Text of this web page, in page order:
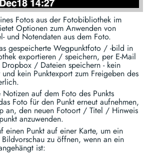
Fotos aus der Fotobibliothek im
Optionen zum Anwenden von
und Notendaten aus dem Foto.
gespeicherte Wegpunktfoto / -bild in
exportieren / speichern, per E-Mail
/ Dateien speichern - kein
kein Punktexport zum Freigeben des
auf dem Foto des Punkts
Foto für den Punkt erneut aufnehmen,
an, den neuen Fotoort / Titel / Hinweis
anzuwenden.
einen Punkt auf einer Karte, um ein
zu öffnen, wenn an ein
ist: